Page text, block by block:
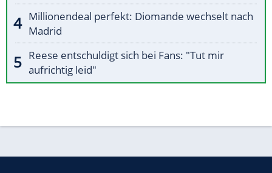
Millionendeal perfekt: Diomande wechselt nach
Madrid
Reese entschuldigt sich bei Fans: "Tut mir
aufrichtig leid"